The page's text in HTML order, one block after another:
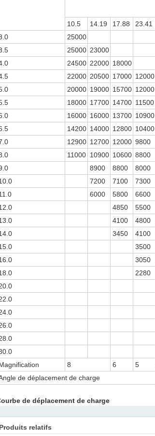
10.5
14.19 17.88 23.41
25000
25000 23000
24500 22000 18000
22000 20500 17000 12000
20000 19000 15700 12000
18000 17700 14700 11500
16000 16000 13700 10900
14200 14000 12800 10400
12900 12700 12000 9800
11000 10900 10600 8800
8900 8800 8000
7200 7100 7300
6000 5800 6600
4850 5500
4100 4800
3450 4100
3500
3050
2280
8 6 5
de déplacement de charge
de déplacement de charge
relatifs